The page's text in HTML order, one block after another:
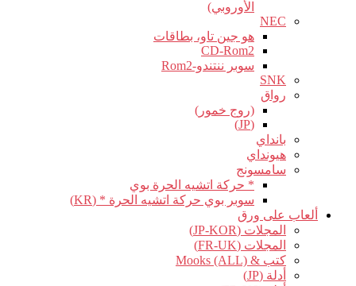
الأوروبي)
NEC
هو جين تاو، بطاقات
CD-Rom2
سوبر ننتندو-Rom2
SNK
رواق
(روج خمور)
(JP)
بانداي
هيونداي
سامسونج
* حركة اتشيه الحرة بوي
سوبر بوي حركة اتشيه الحرة * (KR)
ألعاب على ورق
المجلات (JP-KOR)
المجلات (FR-UK)
كتب & Mooks (ALL)
أدلة (JP)